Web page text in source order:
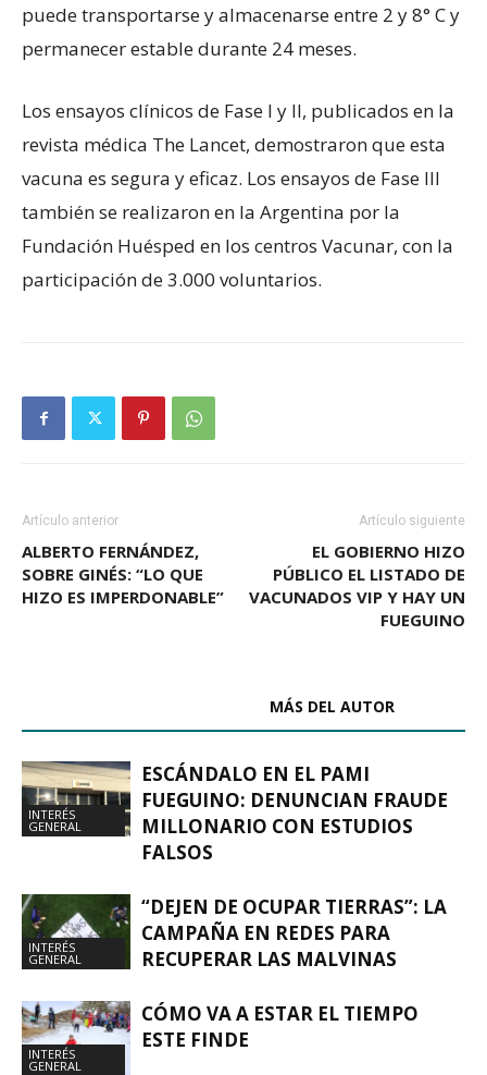
puede transportarse y almacenarse entre 2 y 8° C y
permanecer estable durante 24 meses.
Los ensayos clínicos de Fase I y II, publicados en la
revista médica The Lancet, demostraron que esta
vacuna es segura y eficaz. Los ensayos de Fase III
también se realizaron en la Argentina por la
Fundación Huésped en los centros Vacunar, con la
participación de 3.000 voluntarios.
Artículo anterior
ALBERTO FERNÁNDEZ,
SOBRE GINÉS: “LO QUE
HIZO ES IMPERDONABLE”
Artículo siguiente
EL GOBIERNO HIZO
PÚBLICO EL LISTADO DE
VACUNADOS VIP Y HAY UN
FUEGUINO
MÁS DEL AUTOR
INTERÉS
GENERAL
ESCÁNDALO EN EL PAMI
FUEGUINO: DENUNCIAN FRAUDE
MILLONARIO CON ESTUDIOS
FALSOS
INTERÉS
GENERAL
“DEJEN DE OCUPAR TIERRAS”: LA
CAMPAÑA EN REDES PARA
RECUPERAR LAS MALVINAS
INTERÉS
GENERAL
CÓMO VA A ESTAR EL TIEMPO
ESTE FINDE